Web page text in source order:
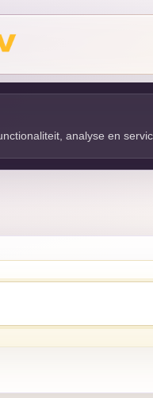
analyse en